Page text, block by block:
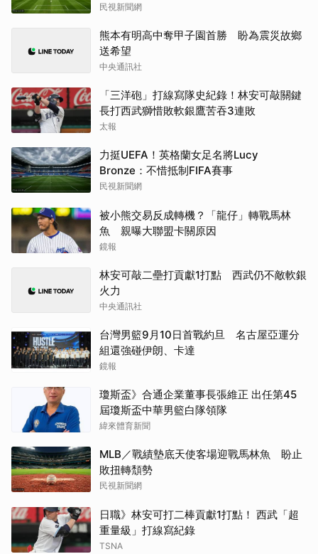
民視新聞網
熊本有明高中奪甲子園首勝 盼為震災故鄉
送希望
中央通訊社
「三洋砲」打線寫隊史紀錄！林安可敲關鍵
長打西武獅惜敗軟銀鷹苦吞3連敗
太報
力挺UEFA！英格蘭女足名將Lucy
Bronze：不惜抵制FIFA賽事
民視新聞網
被小熊交易反成轉機？「龍仔」轉戰馬林
魚 親曝大聯盟卡關原因
鏡報
林安可敲二壘打貢獻1打點 西武仍不敵軟銀
火力
中央通訊社
台灣男籃9月10日首戰約旦 名古屋亞運分
組還強碰伊朗、卡達
鏡報
瓊斯盃》合通企業董事長張維正 出任第45
屆瓊斯盃中華男籃白隊領隊
緯來體育新聞
MLB／戰績墊底天使客場迎戰馬林魚 盼止
敗扭轉頹勢
民視新聞網
日職》林安可打二棒貢獻1打點！ 西武「超
重量級」打線寫紀錄
TSNA